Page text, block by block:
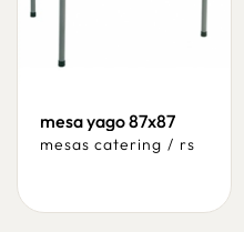
mesa yago 87x87
mesas catering / rs